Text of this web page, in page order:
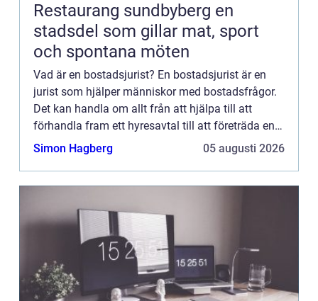
Restaurang sundbyberg en
stadsdel som gillar mat, sport
och spontana möten
Vad är en bostadsjurist? En bostadsjurist är en
jurist som hjälper människor med bostadsfrågor.
Det kan handla om allt från att hjälpa till att
förhandla fram ett hyresavtal till att företräda en
person i domstol om denne står inför en vräkning.
Simon Hagberg 05 augusti 2026